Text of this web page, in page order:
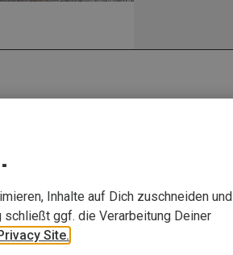
Inhalte auf Dich zuschneiden und
ggf. die Verarbeitung Deiner
Site.